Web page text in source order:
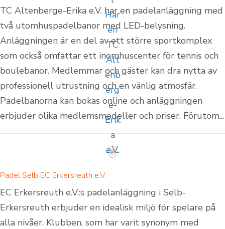
TC Altenberge-Erika e.V. har en padelanläggning med
två utomhuspadelbanor med LED-belysning.
Anläggningen är en del av ett större sportkomplex
som också omfattar ett inomhuscenter för tennis och
boulebanor. Medlemmar och gäster kan dra nytta av
professionell utrustning och en vänlig atmosfär.
Padelbanorna kan bokas online och anläggningen
erbjuder olika medlemsmodeller och priser. Förutom...
Padel Selb EC Erkersreuth e.V.
EC Erkersreuth e.V.:s padelanläggning i Selb-
Erkersreuth erbjuder en idealisk miljö för spelare på
alla nivåer. Klubben, som har varit synonym med